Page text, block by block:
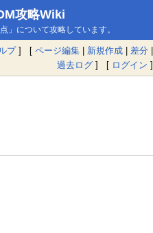
攻略Wiki
」について攻略しています。
プ] [ ページ編集 | 新規作成 | 差分 |
過去ログ ] [ ログイン ]